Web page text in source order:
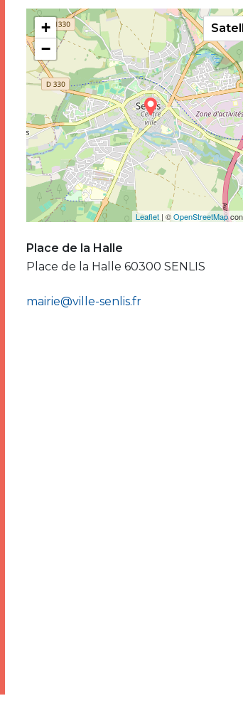
+
−
Leaflet | ©OpenStreetMap
Place de la Halle
Place de la Halle 60300 SENLIS
mairie@ville-senlis.fr